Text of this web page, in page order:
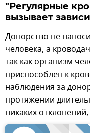
"Регулярные
вызывает
Донорство не
человека, а
так как организм
приспособлен к
наблюдения за
протяжении
никаких